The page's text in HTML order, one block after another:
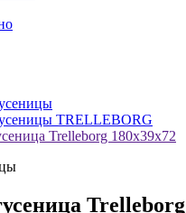
TRELLEBORG
Trelleborg 180x39x72
Trelleborg